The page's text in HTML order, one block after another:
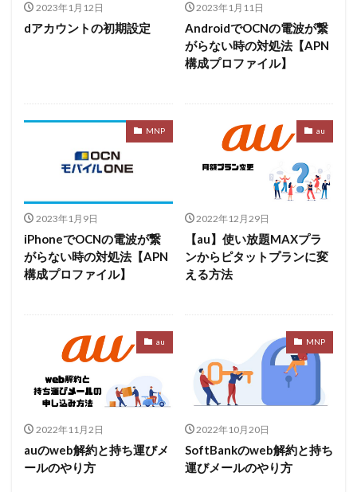
2023年1月12日
dアカウントの初期設定
2023年1月11日
AndroidでOCNの電波が繋
がらない時の対処法【APN
構成プロファイル】
MNP
2023年1月9日
iPhoneでOCNの電波が繋
がらない時の対処法【APN
構成プロファイル】
au
2022年12月29日
【au】使い放題MAXプラ
ンからピタットプランに変
える方法
au
2022年11月2日
auのweb解約と持ち運びメ
ールのやり方
MNP
2022年10月20日
SoftBankのweb解約と持ち
運びメールのやり方